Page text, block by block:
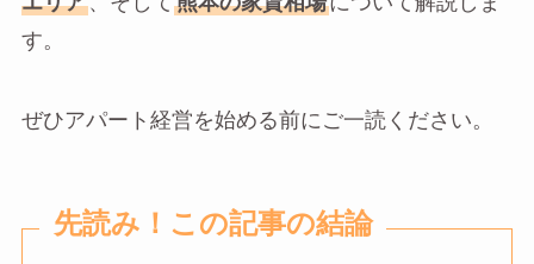
す。
ぜひアパート経営を始める前にご一読ください。
先読み！この記事の結論